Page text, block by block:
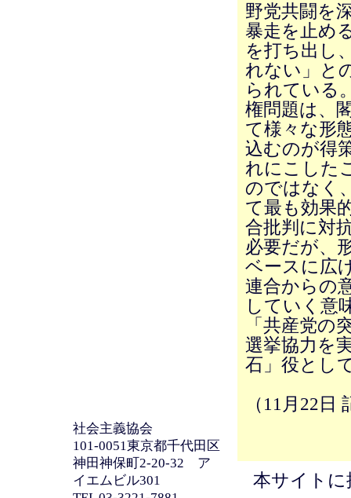
野党共闘を
暴走を止め
を打ち出し
れない」と
られている
権問題は、
て様々な形
込むのが得
れにこした
のではなく
て最も効果
合批判に対
必要だが、
ベースに広
連合からの
していく意
「共産党の
選挙協力を
石」役とし
（11月22日
本サイトに
社会主義協会
101-0051東京都千代田区
神田神保町2-20-32 ア
イエムビル301